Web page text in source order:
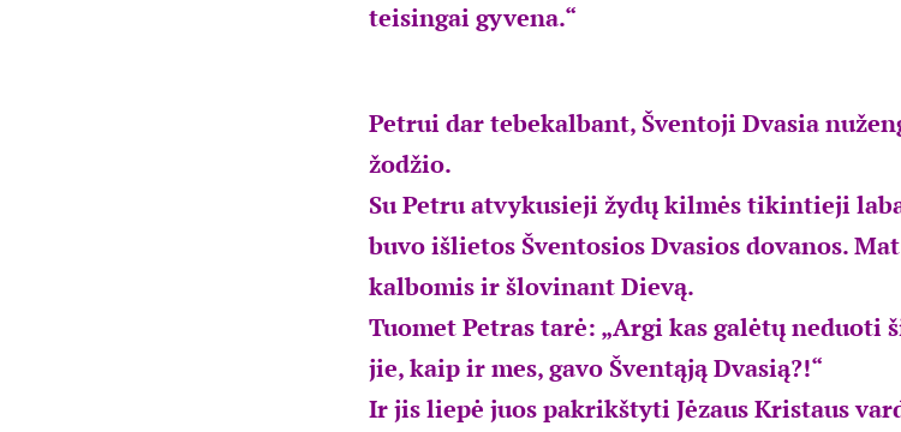
teisingai gyvena.“
Petrui dar tebekalbant, Šventoji Dvasia
žodžio.
Su Petru atvykusieji žydų kilmės tikintieji
buvo išlietos Šventosios Dvasios dovanos.
kalbomis ir šlovinant Dievą.
Tuomet Petras tarė: „Argi kas galėtų neduoti
jie, kaip ir mes, gavo Šventąją Dvasią?!“
Ir jis liepė juos pakrikštyti Jėzaus Kristaus